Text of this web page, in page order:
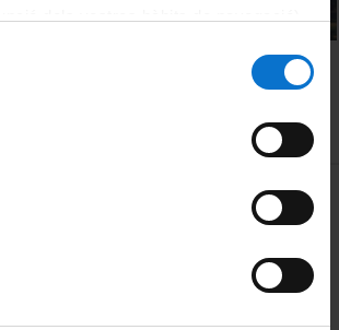
de galetes del lloc web de la
¿El futuro es accesible?
MENÚ PEU 1
Privadesa i termes